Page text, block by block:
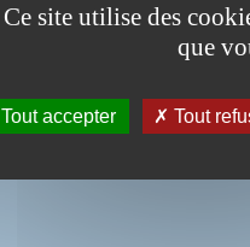
Ce site utilise des
que
Tout accepter Tout